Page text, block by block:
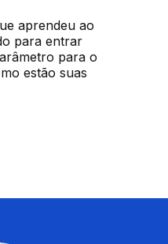
aprendeu ao
para entrar
para o
estão suas